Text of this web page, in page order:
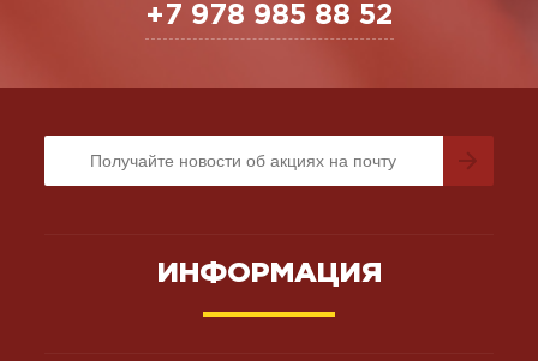
+7 978 985 88 52
ИНФОРМАЦИЯ